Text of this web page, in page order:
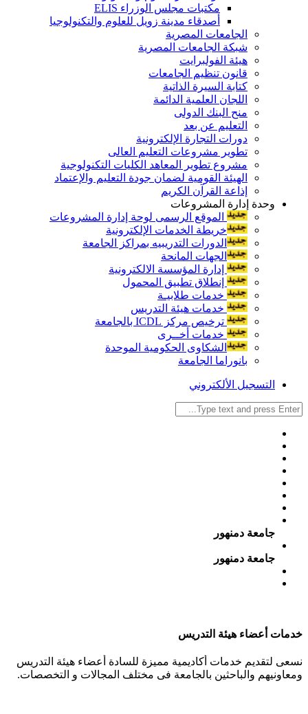
مكتبات مجلس الوزراء ELIS
أصدقاء مدينة زويل للعلوم والتكنولوجيا
الجامعات المصرية
شبكة الجامعات المصرية
هيئة الفولبرايت
قانون تنظيم الجامعات
كتابة السيرة الذاتية
اللجان العلمية الدائمة
منح البنك الدولى
التعليم عن بعد
دورات التجارة الإلكترونية
تطوير مشروعات التعليم العالى
مشروع تطوير المعاهد الكليات التكنولوجية
الهيئة القومية لضمان جودة التعليم والإعتماد
إذاعة القرآن الكريم
وحدة إدارة المشروعات
الموقع الرسمى لوحة إدارة المشروعات
خريطة الخدمات الإلكترونية
الدورات التدريبيه بمراكز الجامعة
الجهات المانحة
إدارة المؤسسة الالكترونية
إنطلاق تطبيق المحمول
خدمات طلابيـة
خدمات هيئة التدريس
ترخيص مركز ICDL بالجامعة
خدمات أخــرى
الشكاوى الحكومية الموحدة
بانوراما الجامعة
التسجيل الألكتروني
جامعة دمنهور
جامعة دمنهور
خدمات أعضاء هيئة التدريس
نسعى لتقديم خدمات أكاديمية مميزة للسادة أعضاء هيئة التدريس
ومعاونيهم والباحثين بالجامعة فى مختلف المجالات و التخصصات.